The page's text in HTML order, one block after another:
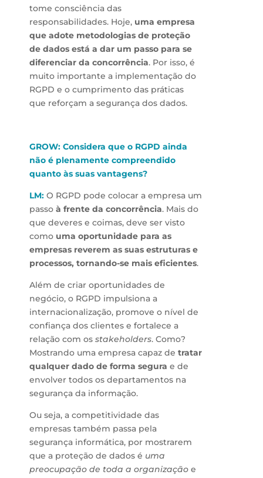
tome consciência das
responsabilidades. Hoje, uma empresa
que adote metodologias de proteção
de dados está a dar um passo para se
diferenciar da concorrência. Por isso, é
muito importante a implementação do
RGPD e o cumprimento das práticas
que reforçam a segurança dos dados.
GROW: Considera que o RGPD ainda
não é plenamente compreendido
quanto às suas vantagens?
LM: O RGPD pode colocar a empresa um
passo à frente da concorrência. Mais do
que deveres e coimas, deve ser visto
como uma oportunidade para as
empresas reverem as suas estruturas e
processos, tornando-se mais eficientes.
Além de criar oportunidades de
negócio, o RGPD impulsiona a
internacionalização, promove o nível de
confiança dos clientes e fortalece a
relação com os stakeholders. Como?
Mostrando uma empresa capaz de tratar
qualquer dado de forma segura e de
envolver todos os departamentos na
segurança da informação.
Ou seja, a competitividade das
empresas também passa pela
segurança informática, por mostrarem
que a proteção de dados é uma
preocupação de toda a organizaçãoe